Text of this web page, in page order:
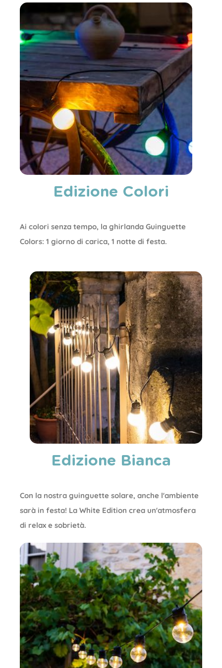
Edizione Colori
Ai colori senza tempo, la ghirlanda Guinguette
Colors: 1 giorno di carica, 1 notte di festa.
Edizione Bianca
Con la nostra guinguette solare, anche l'ambiente
sarà in festa! La White Edition crea un'atmosfera
di relax e sobrietà.